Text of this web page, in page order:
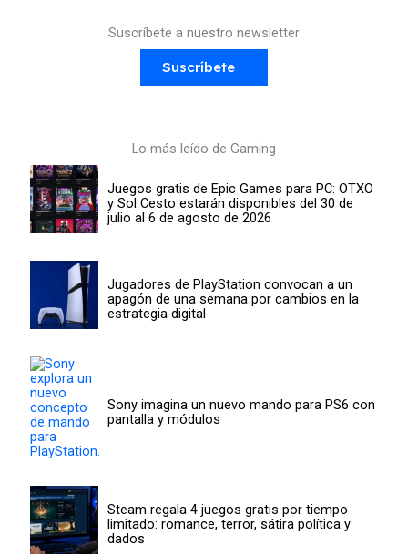
Suscríbete a nuestro newsletter
Suscríbete
Lo más leído de Gaming
Juegos gratis de Epic Games para PC: OTXO
y Sol Cesto estarán disponibles del 30 de
julio al 6 de agosto de 2026
Jugadores de PlayStation convocan a un
apagón de una semana por cambios en la
estrategia digital
Sony imagina un nuevo mando para PS6 con
pantalla y módulos
Steam regala 4 juegos gratis por tiempo
limitado: romance, terror, sátira política y
dados